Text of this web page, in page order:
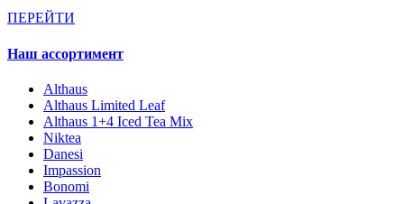
ПЕРЕЙТИ
Наш ассортимент
Althaus
Althaus Limited Leaf
Althaus 1+4 Iced Tea Mix
Niktea
Danesi
Impassion
Bonomi